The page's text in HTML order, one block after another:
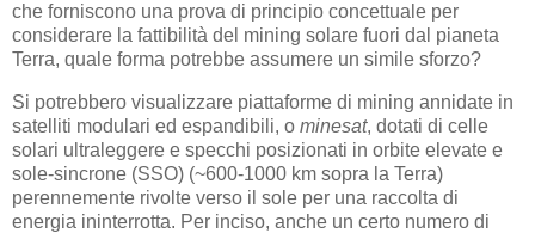
che forniscono una prova di principio concettuale per
considerare la fattibilità del mining solare fuori dal pianeta
Terra, quale forma potrebbe assumere un simile sforzo?
Si potrebbero visualizzare piattaforme di mining annidate in
satelliti modulari ed espandibili, o minesat, dotati di celle
solari ultraleggere e specchi posizionati in orbite elevate e
sole-sincrone (SSO) (~600-1000 km sopra la Terra)
perennemente rivolte verso il sole per una raccolta di
energia ininterrotta. Per inciso, anche un certo numero di